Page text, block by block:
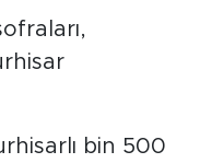
bin 500